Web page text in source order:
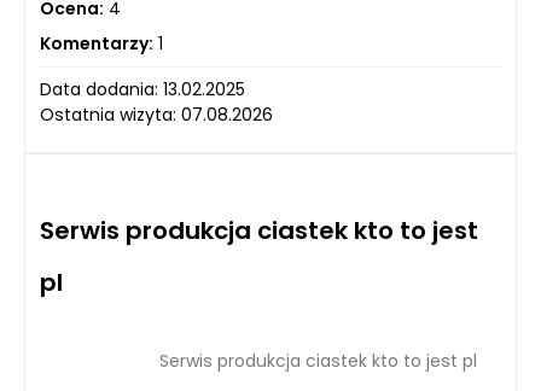
Ocena: 4
Komentarzy: 1
Data dodania: 13.02.2025
Ostatnia wizyta: 07.08.2026
Serwis produkcja ciastek kto to jest
pl
Serwis produkcja ciastek kto to jest pl